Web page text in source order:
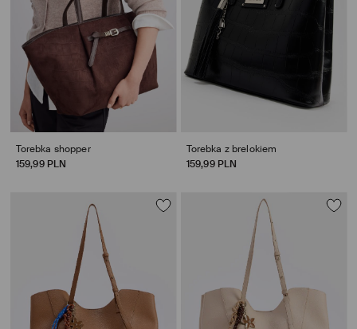
Torebka shopper
159,99 PLN
Torebka z brelokiem
159,99 PLN